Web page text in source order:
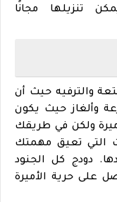
تنزيلها مجانًا
والترفيه حيث أن
وألغاز حيث يكون
ولكن في طريقك
التي تعيق مهمتك
دودج كل الجنود
على حرية الأميرة